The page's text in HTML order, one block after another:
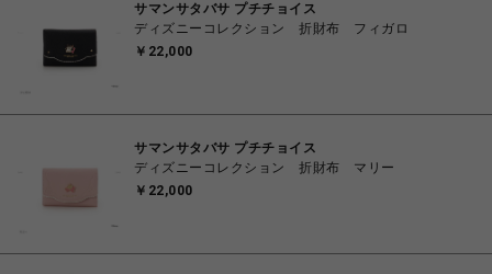
サマンサタバサ プチチョイス
ディズニーコレクション 折財布 フィガロ
￥22,000
サマンサタバサ プチチョイス
ディズニーコレクション 折財布 マリー
￥22,000